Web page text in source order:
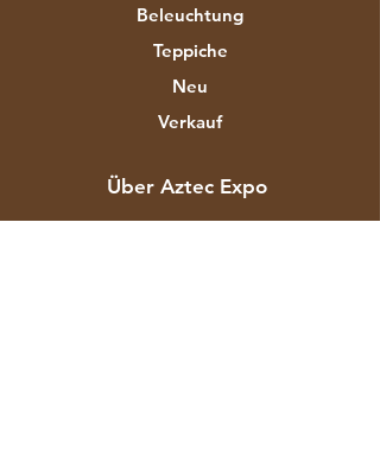
Beleuchtung
Teppiche
Neu
Verkauf
Über Aztec Expo
Unsere Geschichte